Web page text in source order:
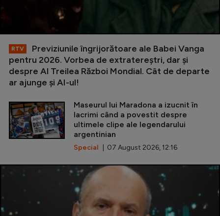
RTV
Previziunile îngrijorătoare ale Babei Vanga
pentru 2026. Vorbea de extratereștri, dar și
despre Al Treilea Război Mondial. Cât de departe
ar ajunge și AI-ul!
Maseurul lui Maradona a izucnit în
lacrimi când a povestit despre
ultimele clipe ale legendarului
argentinian
Special | 07 August 2026, 12:16